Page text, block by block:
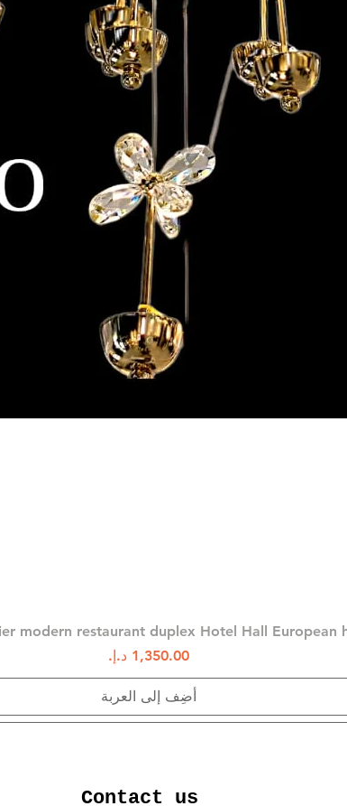
العرض السريع
modern restaurant duplex Hotel Hall European
السعر
أضِف إلى العربة
Contact us